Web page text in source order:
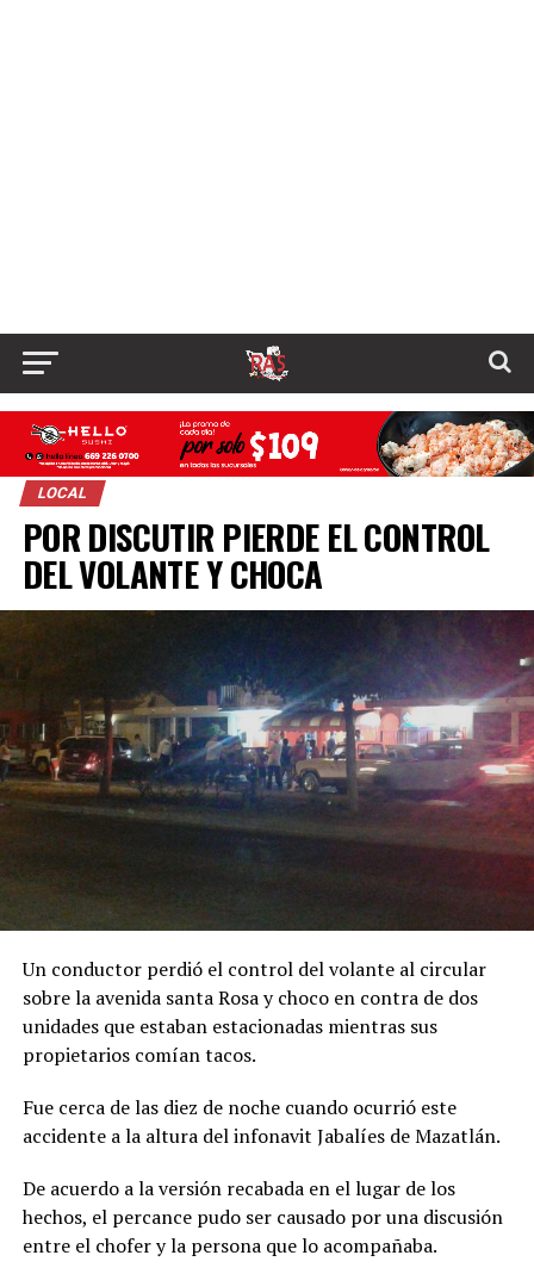
LOCAL
POR DISCUTIR PIERDE EL CONTROL
DEL VOLANTE Y CHOCA
Un conductor perdió el control del volante al circular
sobre la avenida santa Rosa y choco en contra de dos
unidades que estaban estacionadas mientras sus
propietarios comían tacos.
Fue cerca de las diez de noche cuando ocurrió este
accidente a la altura del infonavit Jabalíes de Mazatlán.
De acuerdo a la versión recabada en el lugar de los
hechos, el percance pudo ser causado por una discusión
entre el chofer y la persona que lo acompañaba.